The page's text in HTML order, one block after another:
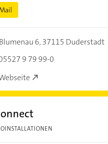
Blumenau 6,37115 Duderstadt
9 79 99-0